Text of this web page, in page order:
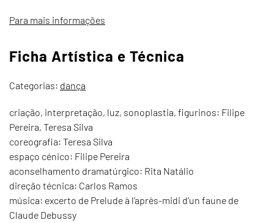
Para mais informações
Ficha Artística e Técnica
Categorias: dança
criação, interpretação, luz, sonoplastia, figurinos: Filipe
Pereira, Teresa Silva
coreografia: Teresa Silva
espaço cénico: Filipe Pereira
aconselhamento dramatúrgico: Rita Natálio
direção técnica: Carlos Ramos
música: excerto de Prelude à l’après-midi d’un faune de
Claude Debussy